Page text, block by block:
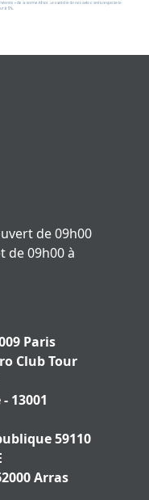
de 09h00
de 09h00 à
Paris
Club Tour
13001
59110
Arras